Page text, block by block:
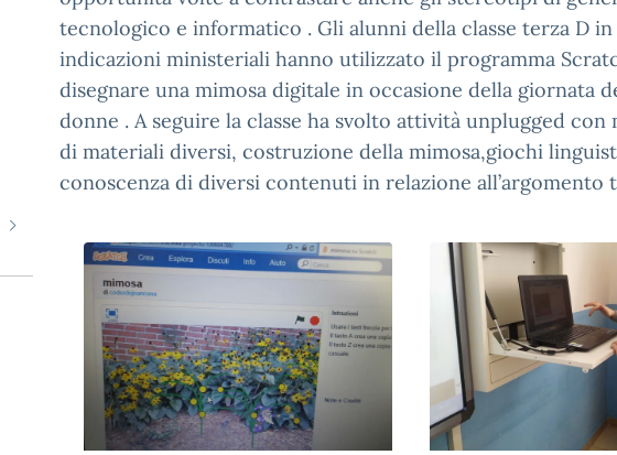
tecnologico e informatico . Gli alunni della classe terza D
indicazioni ministeriali hanno utilizzato il programma
disegnare una mimosa digitale in occasione della giornata
donne . A seguire la classe ha svolto attività unplugged con
di materiali diversi, costruzione della mimosa,giochi
conoscenza di diversi contenuti in relazione all’argomento